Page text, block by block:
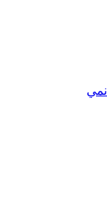
انمي